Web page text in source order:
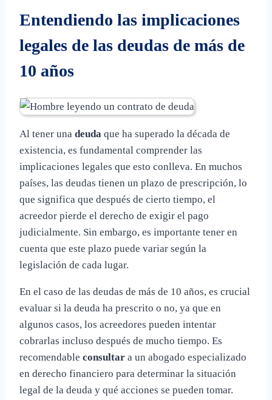
Entendiendo las implicaciones
legales de las deudas de más de
10 años
Al tener una deuda que ha superado la década de
existencia, es fundamental comprender las
implicaciones legales que esto conlleva. En muchos
países, las deudas tienen un plazo de prescripción, lo
que significa que después de cierto tiempo, el
acreedor pierde el derecho de exigir el pago
judicialmente. Sin embargo, es importante tener en
cuenta que este plazo puede variar según la
legislación de cada lugar.
En el caso de las deudas de más de 10 años, es crucial
evaluar si la deuda ha prescrito o no, ya que en
algunos casos, los acreedores pueden intentar
cobrarlas incluso después de mucho tiempo. Es
recomendable consultar a un abogado especializado
en derecho financiero para determinar la situación
legal de la deuda y qué acciones se pueden tomar.